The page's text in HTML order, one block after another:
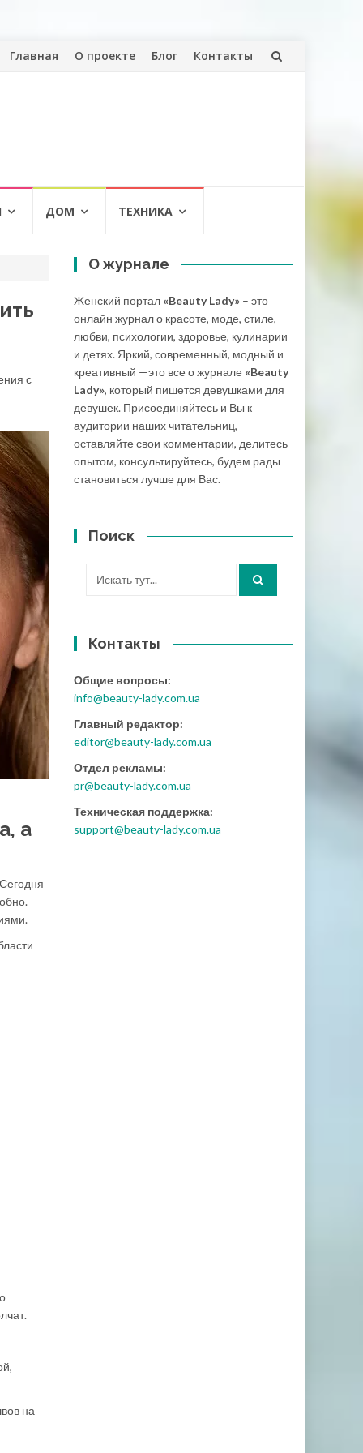
Перейти
Главная О проекте Блог Контакты
ДОМ ТЕХНИКА
с
а
на
О журнале
Женский портал «Beauty Lady» – это
онлайн журнал о красоте, моде, стиле,
любви, психологии, здоровье, кулинарии
и детях. Яркий, современный, модный и
креативный —это все о журнале «Beauty
Lady», который пишется девушками для
девушек. Присоединяйтесь и Вы к
аудитории наших читательниц,
оставляйте свои комментарии, делитесь
опытом, консультируйтесь, будем рады
становиться лучше для Вас.
Поиск
Контакты
Общие вопросы:
info@beauty-lady.com.ua
Главный редактор:
editor@beauty-lady.com.ua
Отдел рекламы:
pr@beauty-lady.com.ua
Техническая поддержка:
support@beauty-lady.com.ua